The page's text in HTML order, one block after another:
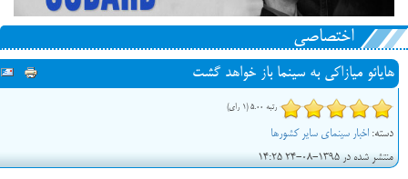
اختصاصی
هایائو میازاکی به سینما باز خواهد گشت
رتبه 5.00 (1 رای)
دسته: اخبار سینمای سایر کشورها
منتشر شده در 1395-08-24 14:25